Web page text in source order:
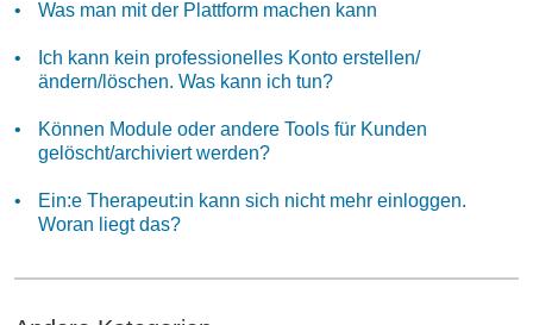
Was man mit der Plattform machen kann
Ich kann kein professionelles Konto erstellen/
ändern/löschen. Was kann ich tun?
Können Module oder andere Tools für Kunden
gelöscht/archiviert werden?
Ein:e Therapeut:in kann sich nicht mehr einloggen.
Woran liegt das?